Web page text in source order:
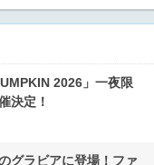
2026」一夜限
決定！
グラビアに登場！ファ